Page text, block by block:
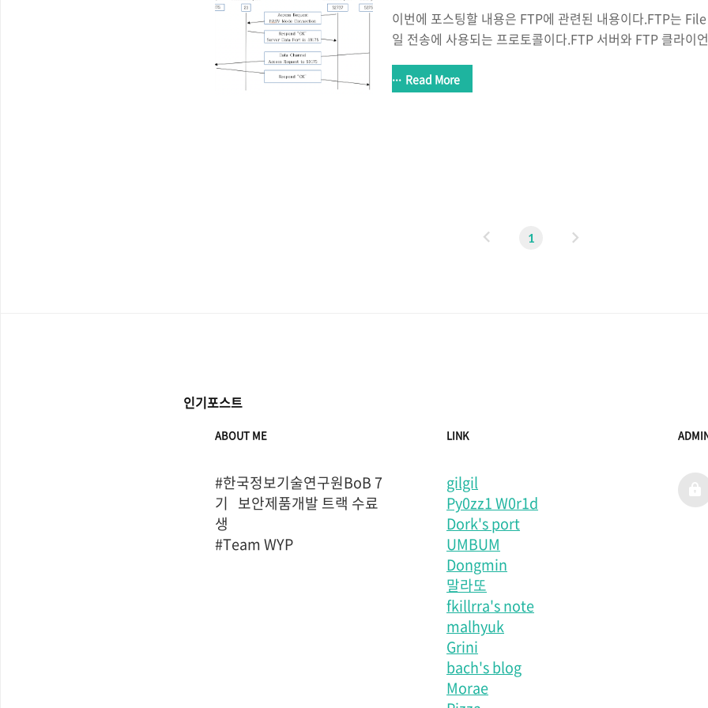
이번에 포스팅할 내용은 FTP에 관련된 내용이다.FTP는
일 전송에 사용되는 프로토콜이다.FTP 서버와 FTP 클라이
를 사용했다 ) 이러한 FTP에는 두 가지 통신 방식이 존재하
Read More
1
다
인기포스트
ABOUT ME
#한국정보기술연구원BoB 7
기   보안제품개발 트랙 수료
생
#Team WYP
LINK
gilgil
Py0zz1 W0r1d
Dork's port
UMBUM
Dongmin
말라또
fkillrra's note
malhyuk
Grini
bach's blog
Morae